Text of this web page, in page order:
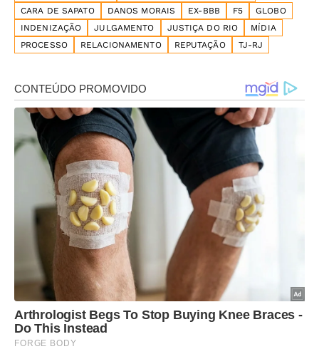
CARA DE SAPATO
DANOS MORAIS EX-BBB F5
GLOBO
INDENIZAÇÃO
JULGAMENTO JUSTIÇA DO RIO
MÍDIA
PROCESSO
RELACIONAMENTO REPUTAÇÃO TJ-RJ